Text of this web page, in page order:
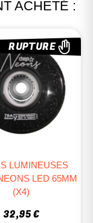
ACHETÉ :
RUPTURE
LUMINEUSES
LED 65MM
(x4)
32,95 €